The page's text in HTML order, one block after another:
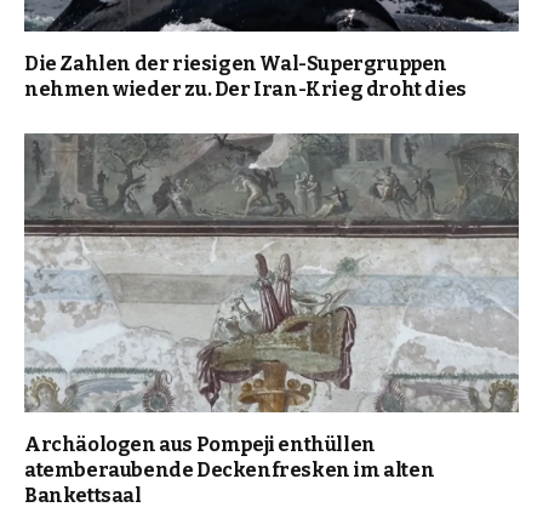
Die Zahlen der riesigen Wal-Supergruppen
nehmen wieder zu. Der Iran-Krieg droht dies
Archäologen aus Pompeji enthüllen
atemberaubende Deckenfresken im alten
Bankettsaal